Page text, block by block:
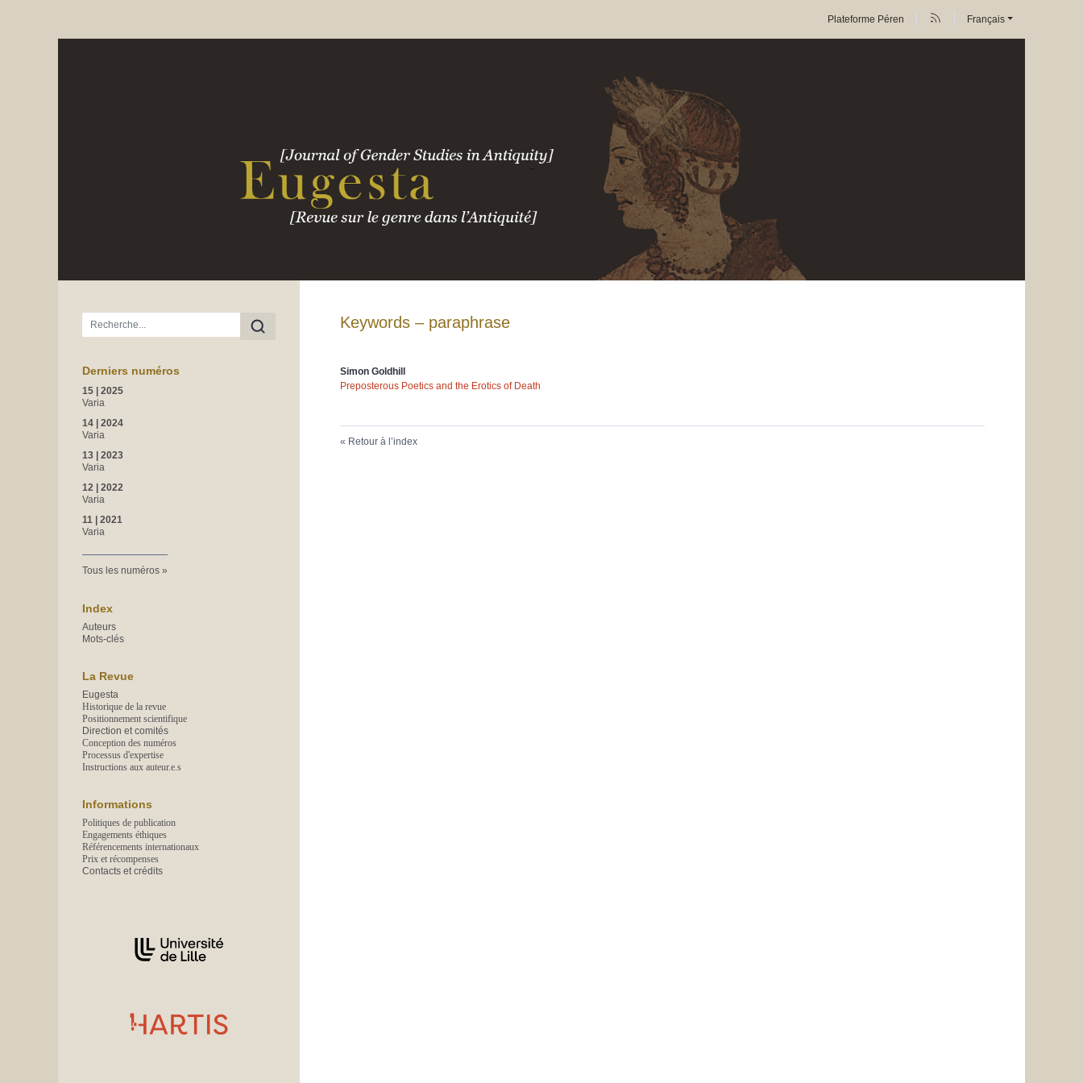
Plateforme Péren Français
Menu principal
Derniers numéros
15 | 2025
Varia
14 | 2024
Varia
13 | 2023
Varia
12 | 2022
Varia
11 | 2021
Varia
Tous les numéros
Index
Auteurs
Mots-clés
La Revue
Eugesta
Historique de la revue
Positionnement scientifique
Direction et comités
Conception des numéros
Processus d'expertise
Instructions aux auteur.e.s
Informations
Politiques de publication
Engagements éthiques
Référencements internationaux
Prix et récompenses
Contacts et crédits
Keywords – paraphrase
Simon Goldhill
Preposterous Poetics and the Erotics of Death
Retour à l’index